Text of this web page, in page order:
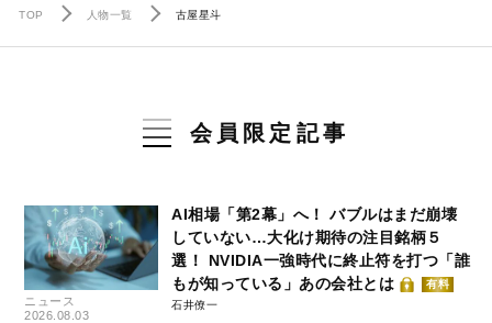
TOP 人物一覧 古屋星斗
会員限定記事
ニュース
2026.08.03
AI相場「第2幕」へ！ バブルはまだ崩壊
していない…大化け期待の注目銘柄５
選！ NVIDIA一強時代に終止符を打つ「誰
もが知っている」あの会社とは
有料
石井僚一